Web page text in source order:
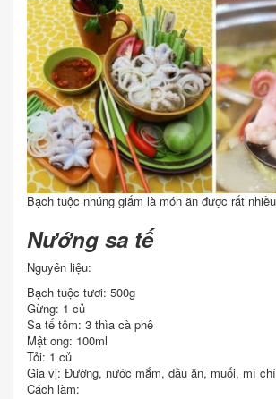
Bạch tuộc nhúng giấm là món ăn được rất
Nướng sa tế
Nguyên liệu:
Bạch tuộc tươi: 500g
Gừng: 1 củ
Sa tế tôm: 3 thìa cà phê
Mật ong: 100ml
Tỏi: 1 củ
Gia vị: Đường, nước mắm, dầu ăn, muối, mì
Cách làm: